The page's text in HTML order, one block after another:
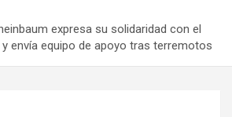
expresa su solidaridad con el
envía equipo de apoyo tras terremotos